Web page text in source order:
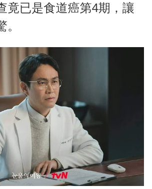
竟已是食道癌第4期，讓